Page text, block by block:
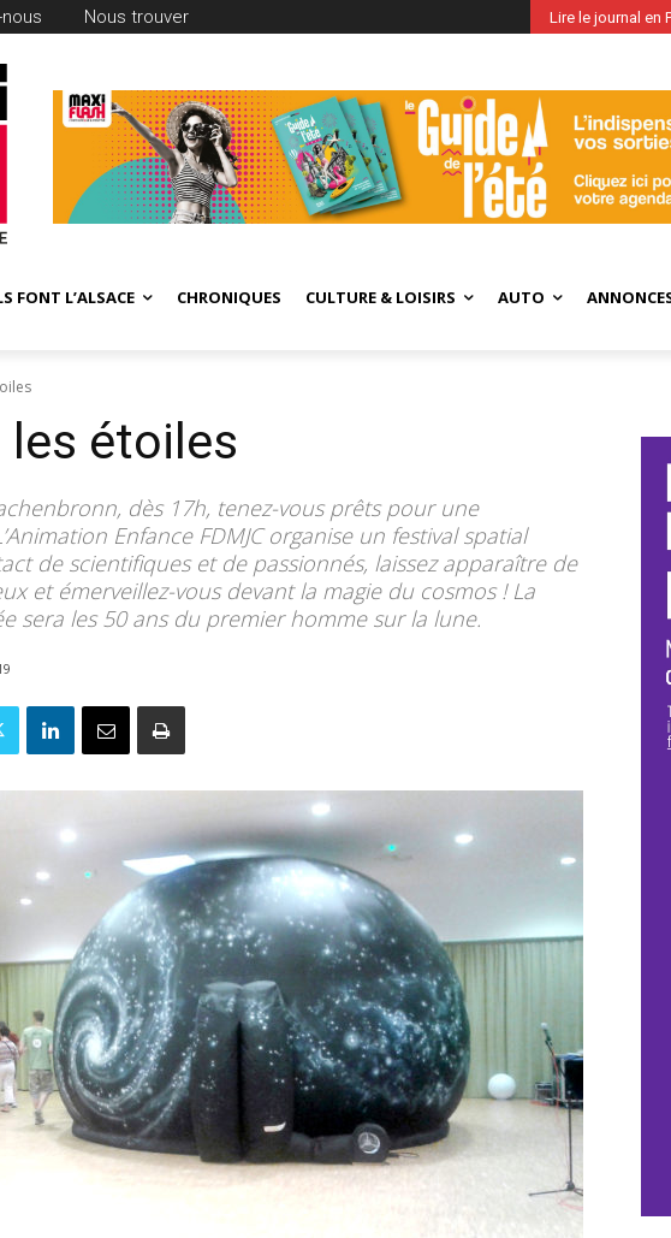
Nous trouver Lire le journal en
FONT L’ALSACE CHRONIQUES CULTURE & LOISIRS AUTO
les étoiles
dès 17h, tenez-vous prêts pour une
Enfance FDMJC organise un festival spatial
de scientifiques et de passionnés, laissez apparaître de
et émerveillez-vous devant la magie du cosmos ! La
sera les 50 ans du premier homme sur la lune.